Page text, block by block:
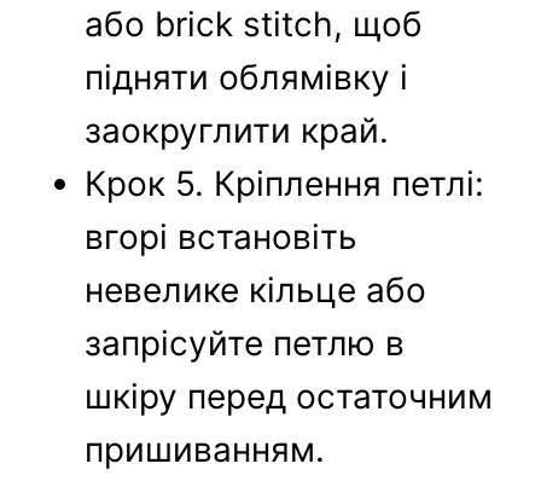
або brick stitch, щоб
підняти облямівку і
заокруглити край.
Крок 5. Кріплення петлі:
вгорі встановіть
невелике кільце або
запрісуйте петлю в
шкіру перед остаточним
пришиванням.